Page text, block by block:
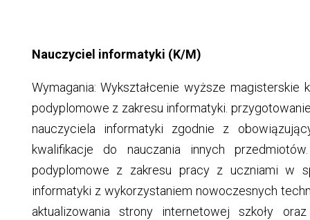
Nauczyciel informatyki (K/M)
Wymagania: Wykształcenie wyższe
podyplomowe z zakresu informatyki.
nauczyciela informatyki zgodnie z
kwalifikacje do nauczania innych
podyplomowe z zakresu pracy z uczniami w
informatyki z wykorzystaniem nowoczesnych
aktualizowania strony internetowej szkoły